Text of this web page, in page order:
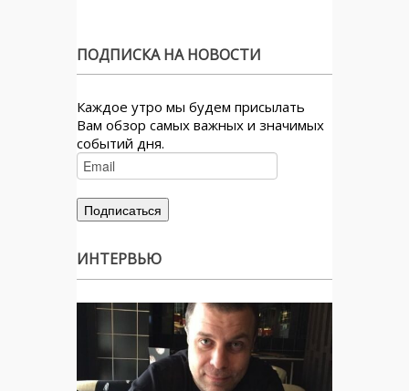
ПОДПИСКА НА НОВОСТИ
Каждое утро мы будем присылать
Вам обзор самых важных и значимых
событий дня.
ИНТЕРВЬЮ